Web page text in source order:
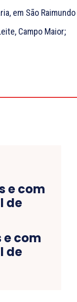
em São
Campo Maior;
e com
de